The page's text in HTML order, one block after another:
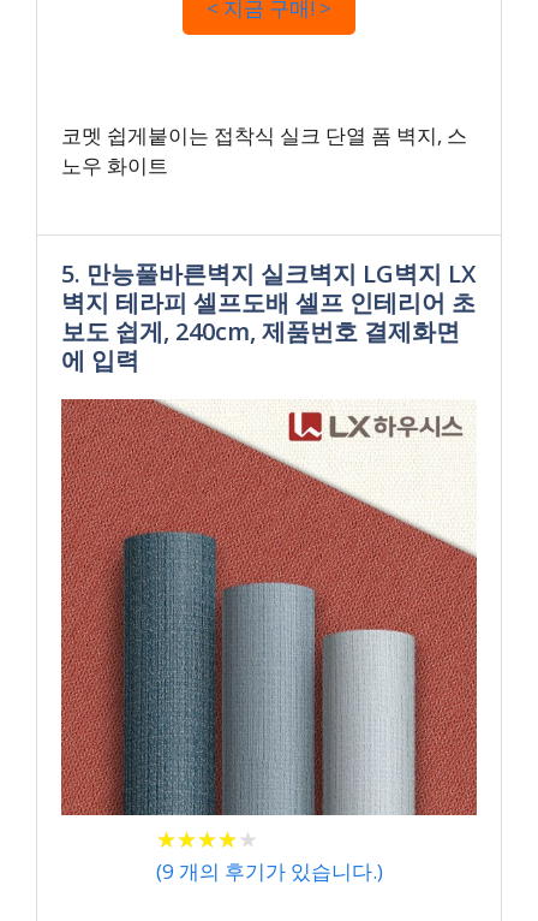
< 지금 구매! >
코멧 쉽게붙이는 접착식 실크 단열 폼 벽지, 스
노우 화이트
5. 만능풀바른벽지 실크벽지 LG벽지 LX
벽지 테라피 셀프도배 셀프 인테리어 초
보도 쉽게, 240cm, 제품번호 결제화면
에 입력
★★★★★
★★★★★
(9 개의 후기가 있습니다.)